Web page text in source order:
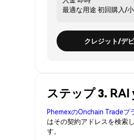
最適な用途 初回購入/
クレジット/デ
ステップ 3.
PhemexのOnchain Tradeプ
はその契約アドレスを検索
す。